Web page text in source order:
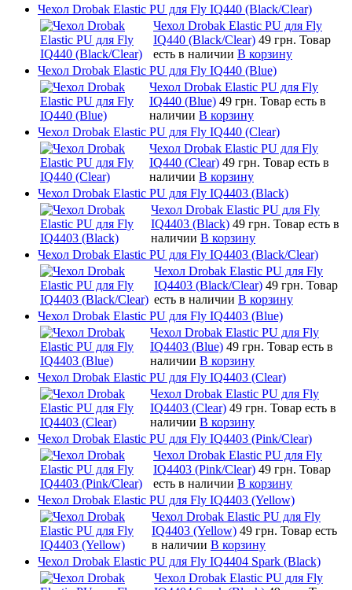
Чехол Drobak Elastic PU для Fly IQ440 (Black/Clear)
Чехол Drobak Elastic PU для Fly
IQ440 (Black/Clear) 49 грн. Товар
есть в наличии В корзину
Чехол Drobak Elastic PU для Fly IQ440 (Blue)
Чехол Drobak Elastic PU для Fly
IQ440 (Blue) 49 грн. Товар есть в
наличии В корзину
Чехол Drobak Elastic PU для Fly IQ440 (Clear)
Чехол Drobak Elastic PU для Fly
IQ440 (Clear) 49 грн. Товар есть в
наличии В корзину
Чехол Drobak Elastic PU для Fly IQ4403 (Black)
Чехол Drobak Elastic PU для Fly
IQ4403 (Black) 49 грн. Товар есть в
наличии В корзину
Чехол Drobak Elastic PU для Fly IQ4403 (Black/Clear)
Чехол Drobak Elastic PU для Fly
IQ4403 (Black/Clear) 49 грн. Товар
есть в наличии В корзину
Чехол Drobak Elastic PU для Fly IQ4403 (Blue)
Чехол Drobak Elastic PU для Fly
IQ4403 (Blue) 49 грн. Товар есть в
наличии В корзину
Чехол Drobak Elastic PU для Fly IQ4403 (Clear)
Чехол Drobak Elastic PU для Fly
IQ4403 (Clear) 49 грн. Товар есть в
наличии В корзину
Чехол Drobak Elastic PU для Fly IQ4403 (Pink/Clear)
Чехол Drobak Elastic PU для Fly
IQ4403 (Pink/Clear) 49 грн. Товар
есть в наличии В корзину
Чехол Drobak Elastic PU для Fly IQ4403 (Yellow)
Чехол Drobak Elastic PU для Fly
IQ4403 (Yellow) 49 грн. Товар есть
в наличии В корзину
Чехол Drobak Elastic PU для Fly IQ4404 Spark (Black)
Чехол Drobak Elastic PU для Fly